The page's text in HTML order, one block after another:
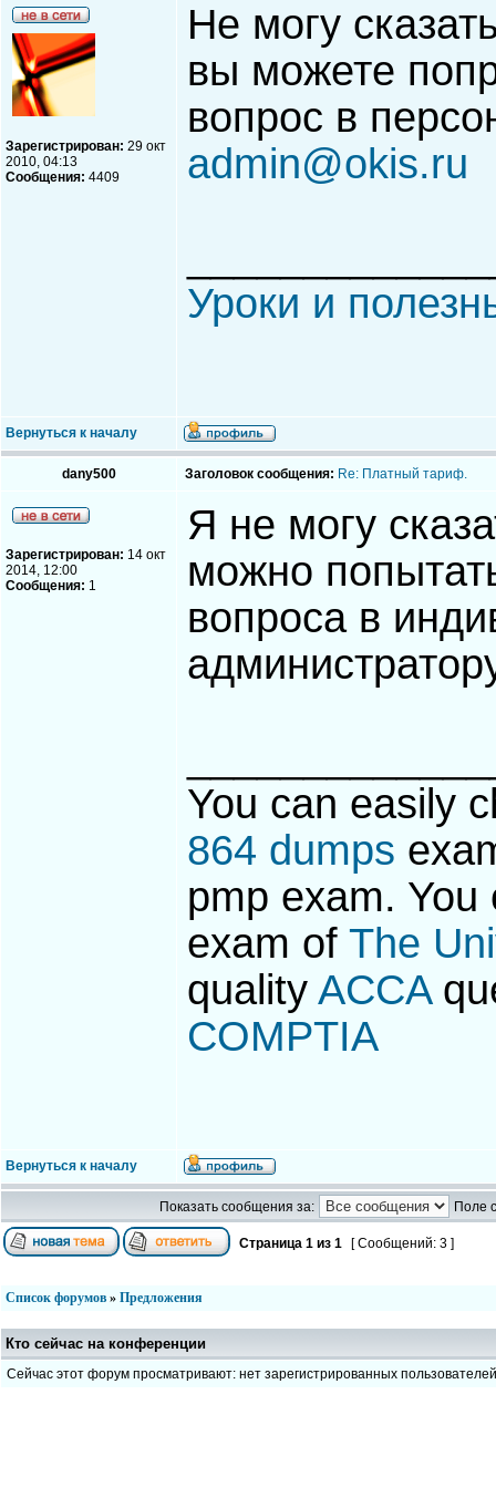
Зарегистрирован: 29 окт
2010, 04:13
Сообщения: 4409
Не могу
вы можете
вопрос в
admin@okis.ru
Уроки и
Вернуться к началу
dany500 Заголовок сообщения: Re: Платный тариф.
Зарегистрирован: 14 окт
2014, 12:00
Сообщения: 1
Я не могу
можно
вопроса в
You can easily
864 dumps
pmp exam.
exam of The
quality ACCA
COMPTIA
Вернуться к началу
Показать сообщения за: Поле
Страница 1 из 1 [ Сообщений: 3 ]
Список форумов » Предложения
Кто сейчас на конференции
Сейчас этот форум просматривают: нет зарегистрированных пользователей